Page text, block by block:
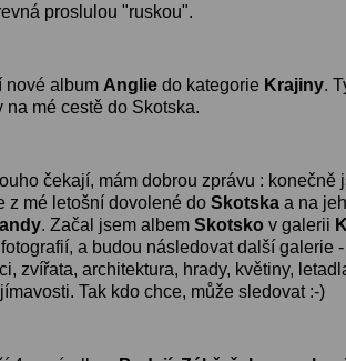
proslulou "ruskou".
nové album Anglie do kategorie Krajiny.
na mé cestě do Skotska.
čekají, mám dobrou zprávu : konečně
z mé letošní dovolené do Skotska a na
. Začal jsem albem Skotsko v galerii
a budou následovat další galerie -
zvířata, architektura, hrady, květiny,
Tak kdo chce, může sledovat :-)